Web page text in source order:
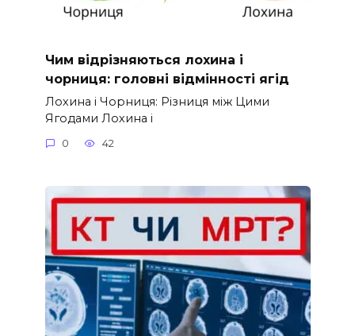
Чим відрізняються лохина і
чорниця: головні відмінності ягід
Лохина і Чорниця: Різниця між Цими
Ягодами Лохина і
0 42